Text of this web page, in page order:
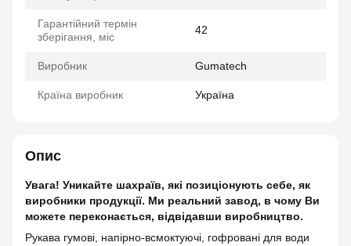
Гарантійний термін
зберігання, міс
42
Виробник Gumatech
Країна виробник Україна
Опис
Увага! Уникайте шахраїв, які позиціонують себе, як
виробники продукції. Ми реальний завод, в чому Ви
можете переконається, відвідавши виробництво.
Рукава гумові, напірно-всмоктуючі, гофровані для води